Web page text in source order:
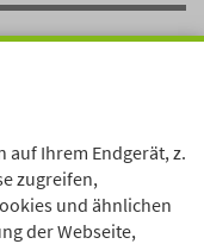
auf Ihrem Endgerät, z.
zugreifen,
und ähnlichen
der Webseite,